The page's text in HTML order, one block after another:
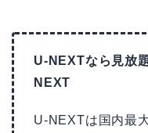
U-NEXTなら見放
NEXT
U-NEXTは国内最